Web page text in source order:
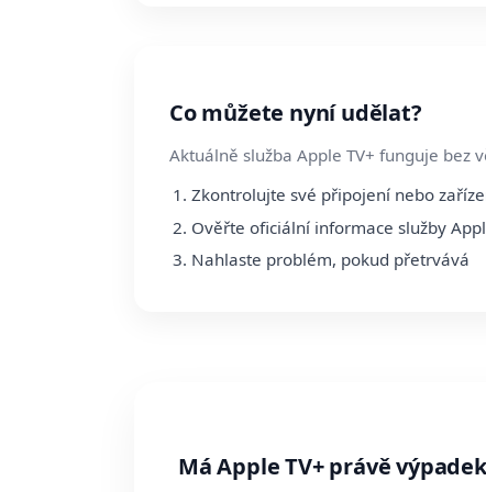
Co můžete nyní udělat?
Aktuálně služba Apple TV+ funguje bez
Zkontrolujte své připojení nebo
Ověřte oficiální informace služby
Nahlaste problém, pokud přetrvává
Má Apple TV+ právě